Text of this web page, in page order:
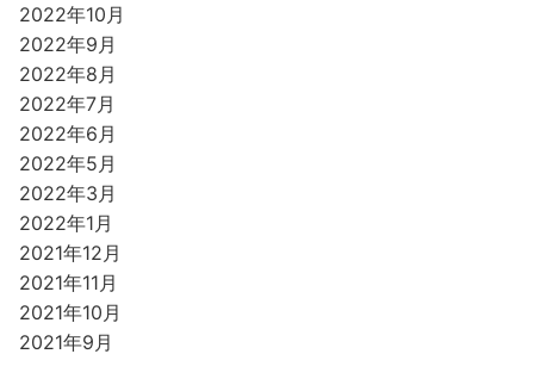
2022年10月
2022年9月
2022年8月
2022年7月
2022年6月
2022年5月
2022年3月
2022年1月
2021年12月
2021年11月
2021年10月
2021年9月